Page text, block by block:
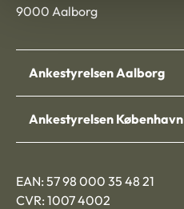
9000 Aalborg
Ankestyrelsen Aalborg
Ankestyrelsen København
EAN: 57 98 000 35 48 21
CVR: 1007 4002